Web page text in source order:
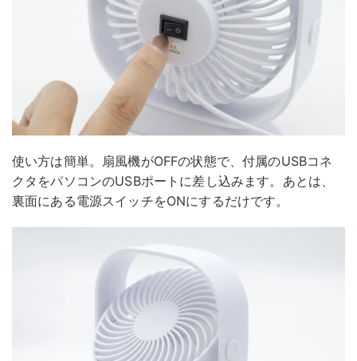
使い方は簡単。扇風機がOFFの状態で、付属のUSBコネ
クタをパソコンのUSBポートに差し込みます。あとは、
裏面にある電源スイッチをONにするだけです。